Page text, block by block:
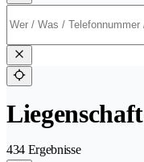
434 Ergebnisse